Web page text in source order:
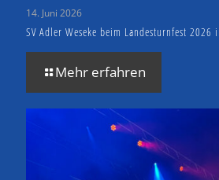
14. Juni 2026
SV Adler Weseke beim Landesturnfest 2026
Mehr erfahren